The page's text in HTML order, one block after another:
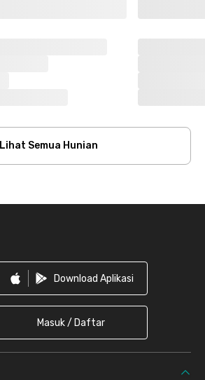
Lihat Semua Hunian
Download Aplikasi
Masuk / Daftar